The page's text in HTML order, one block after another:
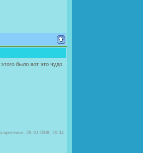
было вот это чудо
26.10.2008, 20:34